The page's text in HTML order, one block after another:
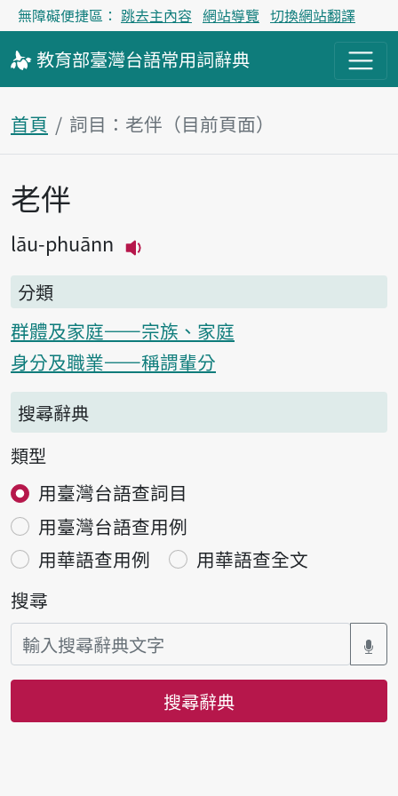
無障礙便捷區： 跳去主內容 網站導覽 切換網站翻譯
教育部臺灣台語常用詞辭典
首頁 詞目：老伴（目前頁面）
主內容區塊
老伴
lāu-phuānn
分類
群體及家庭——宗族、家庭
身分及職業——稱謂輩分
搜尋辭典
類型
用臺灣台語查詞目
用臺灣台語查用例
用華語查用例
用華語查全文
搜尋
搜尋辭典